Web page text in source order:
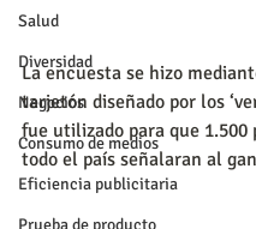
Salud
Diversidad
Negocios
Consumo de medios
Eficiencia publicitaria
Prueba de producto
La encuesta se hizo
tarjetón diseñado por los
fue utilizado para que 1.500
todo el país señalaran al